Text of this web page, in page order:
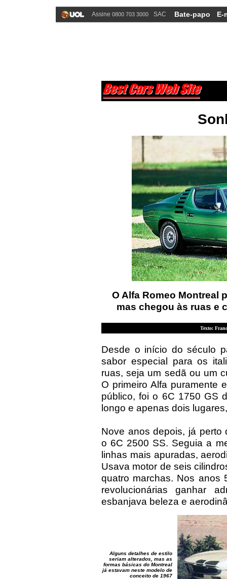
Assine 0800 703 3000 SAC Bate-papo E-
O Alfa Romeo Montreal
mas chegou às ruas e
Texto:
Desde o início do século
sabor especial para os
ruas, seja um sedã ou um
O primeiro Alfa puramente
público, foi o 6C 1750 GS
longo e apenas dois
Nove anos depois, já perto
o 6C 2500 SS. Seguia a
linhas mais apuradas,
Usava motor de seis
quatro marchas. Nos anos
revolucionárias ganhar
esbanjava beleza e
Alguns detalhes de estilo
seriam alterados, mas as
formas básicas do Montreal
já estavam neste modelo de
conceito de 1967